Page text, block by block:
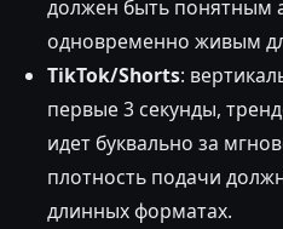
должен быть понятным
одновременно живым
TikTok/Shorts:
первые 3 секунды,
идет буквально за
плотность подачи
длинных форматах.